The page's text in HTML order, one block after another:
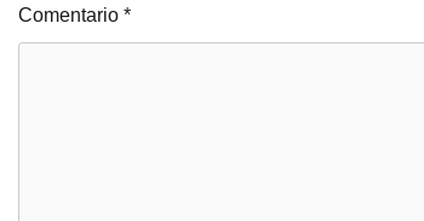
Comentario *